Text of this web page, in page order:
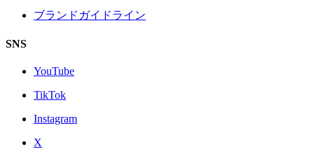
ブランドガイドライン
SNS
YouTube
TikTok
Instagram
X